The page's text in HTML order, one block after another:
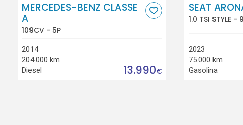
MERCEDES-BENZ CLASSE
A
109CV - 5P
2014
204.000 km
Diesel
13.990€
SEAT
1.0 TSI STYLE
2023
75.000 km
Gasolina